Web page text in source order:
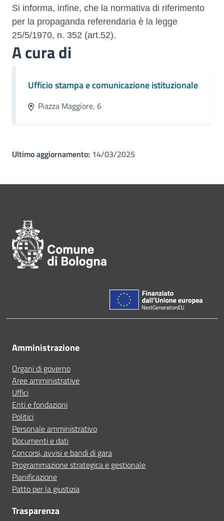
Si informa, infine, che la normativa di riferimento
per la propaganda referendaria è la legge
25/5/1970, n. 352 (art.52).
A cura di
Ufficio stampa e comunicazione istituzionale
Piazza Maggiore, 6
Ultimo aggiornamento: 14/03/2025
Amministrazione
Organi di governo
Aree amministrative
Uffici
Enti e fondazioni
Politici
Personale amministrativo
Documenti e dati
Concorsi, avvisi e bandi di gara
Programmazione strategica e gestionale
Pianificazione
Patto per la giustizia
Trasparenza